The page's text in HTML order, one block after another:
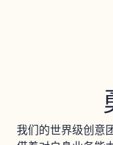
我们的世界级创意